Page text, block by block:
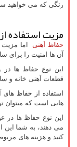
رنگی که می خواهید
مزیت استفاده
حفاظ آهنی اما مزیت
آن ها امنیت را برای
این نوع حفاظ ها در
قطعات آهنی خانه و
استفاده از حفاظ های
هایی است که میتوان
این نوع حفاظ ها در
می دهند، به شما
کنید و هزینه های